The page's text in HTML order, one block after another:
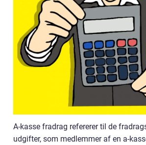
A-kasse fradrag refererer til de
udgifter, som medlemmer af en a-